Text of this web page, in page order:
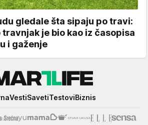
gledale šta sipaju po travi:
travnjak je bio kao iz časopisa
i gaženje
VestiSavetiTestoviBiznis